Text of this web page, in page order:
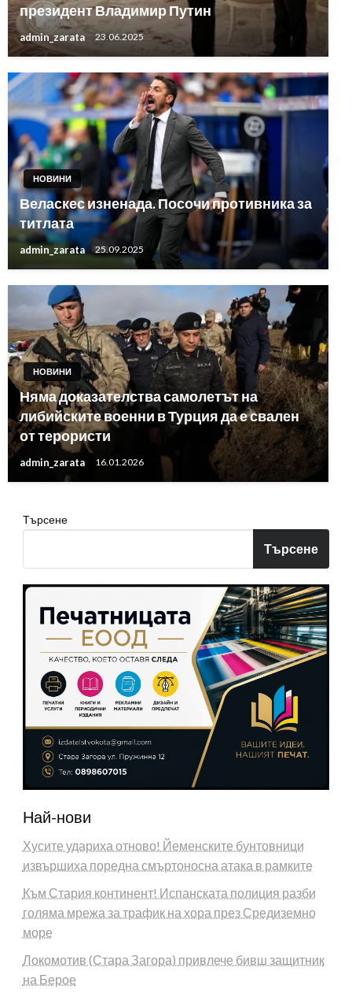
президент Владимир Путин
admin_zarata 23.06.2025
НОВИНИ
Веласкес изненада. Посочи противника за
титлата
admin_zarata 25.09.2025
НОВИНИ
Няма доказателства самолетът на
либийските военни в Турция да е свален
от терористи
admin_zarata 16.01.2026
Търсене
Търсене
Най-нови
Хусите удариха отново! Йеменските бунтовници
извършиха поредна смъртоносна атака в рамките
Към Стария континент! Испанската полиция разби
голяма мрежа за трафик на хора през Средиземно
море
Локомотив (Стара Загора) привлече бивш защитник
на Берое